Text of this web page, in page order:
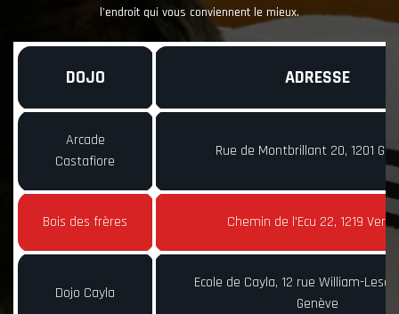
l'endroit qui vous conviennent le mieux.
DOJO ADRESSE
Arcade
Castafiore
Rue de Montbrillant 20, 1201
Bois des frères Chemin de l'Ecu 22, 1219
Dojo Cayla
Ecole de Cayla, 12 rue William-
Genève